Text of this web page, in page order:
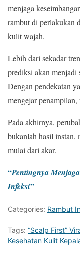
menjaga
rambut di perlakukan
kulit wajah.
Lebih dari sekadar
prediksi akan menjadi
Dengan pendekatan
mengejar penampilan,
Pada akhirnya,
bukanlah hasil instan,
mulai dari akar.
“Pentingnya
Infeksi”
Categories: Rambut
Tags: “Scalp First”
Kesehatan Kulit